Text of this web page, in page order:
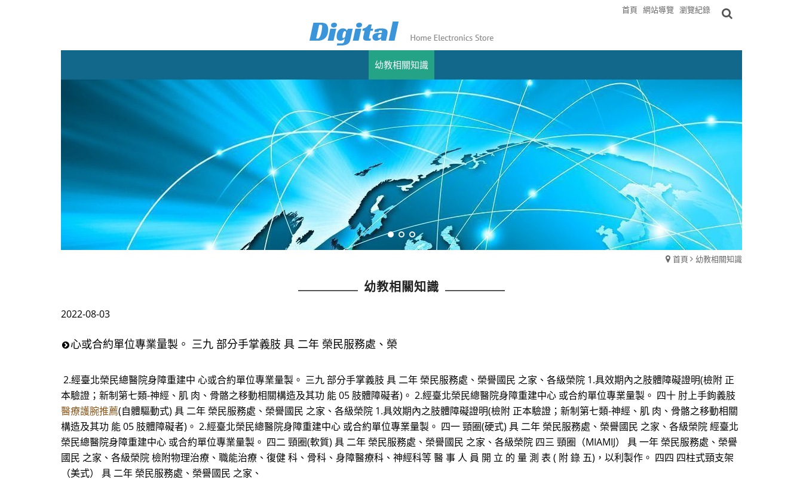
首頁 網站導覽 瀏覽紀錄
幼教相關知識
首頁 幼教相關知識
幼教相關知識
2022-08-03
心或合約單位專業量製。 三九 部分手掌義肢 具 二年 榮民服務處、榮
2.經臺北榮民總醫院身障重建中 心或合約單位專業量製。 三九 部分手掌義肢 具 二年 榮民服務處、榮譽國民 之家、各級榮院 1.具效期內之肢體障礙證明(檢附 正
本驗證；新制第七類-神經、肌 肉、骨骼之移動相關構造及其功 能 05 肢體障礙者)。 2.經臺北榮民總醫院身障重建中心 或合約單位專業量製。 四十 肘上手鉤義肢
醫療護腕推薦(自體驅動式) 具 二年 榮民服務處、榮譽國民 之家、各級榮院 1.具效期內之肢體障礙證明(檢附 正本驗證；新制第七類-神經、肌 肉、骨骼之移動相關
構造及其功 能 05 肢體障礙者)。 2.經臺北榮民總醫院身障重建中心 或合約單位專業量製。 四一 頸圈(硬式) 具 二年 榮民服務處、榮譽國民 之家、各級榮院 經臺北
榮民總醫院身障重建中心 或合約單位專業量製。 四二 頸圈(軟質) 具 二年 榮民服務處、榮譽國民 之家、各級榮院 四三 頸圈（MIAMIJ） 具 一年 榮民服務處、榮譽
國民 之家、各級榮院 檢附物理治療、職能治療、復健 科、骨科、身障醫療科、神經科等 醫 事 人 員 開 立 的 量 測 表 ( 附 錄 五)，以利製作。 四四 四柱式頸支架
（美式） 具 二年 榮民服務處、榮譽國民 之家、